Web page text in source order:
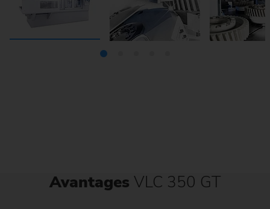
Avantages VLC 350 GT